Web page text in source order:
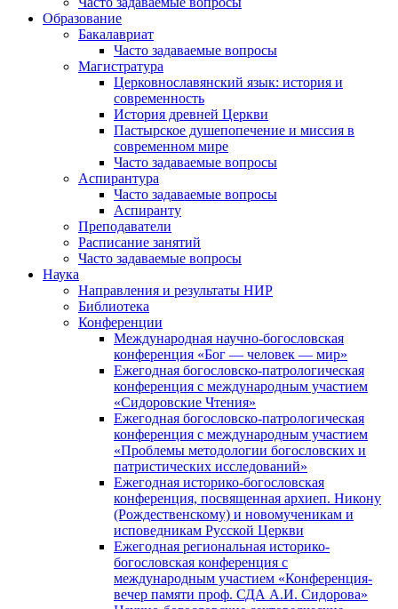
Образование
Бакалавриат
Часто задаваемые вопросы
Магистратура
Церковнославянский язык: история и
современность
История древней Церкви
Пастырское душепопечение и миссия в
современном мире
Часто задаваемые вопросы
Аспирантура
Часто задаваемые вопросы
Аспиранту
Преподаватели
Расписание занятий
Часто задаваемые вопросы
Наука
Направления и результаты НИР
Библиотека
Конференции
Международная научно-богословская
конференция «Бог — человек — мир»
Ежегодная богословско-патрологическая
конференция с международным участием
«Сидоровские Чтения»
Ежегодная богословско-патрологическая
конференция с международным участием
«Проблемы методологии богословских и
патристических исследований»
Ежегодная историко-богословская
конференция, посвященная архиеп. Никону
(Рождественскому) и новомученикам и
исповедникам Русской Церкви
Ежегодная региональная историко-
богословская конференция с
международным участием «Конференция-
вечер памяти проф. СДА А.И. Сидорова»